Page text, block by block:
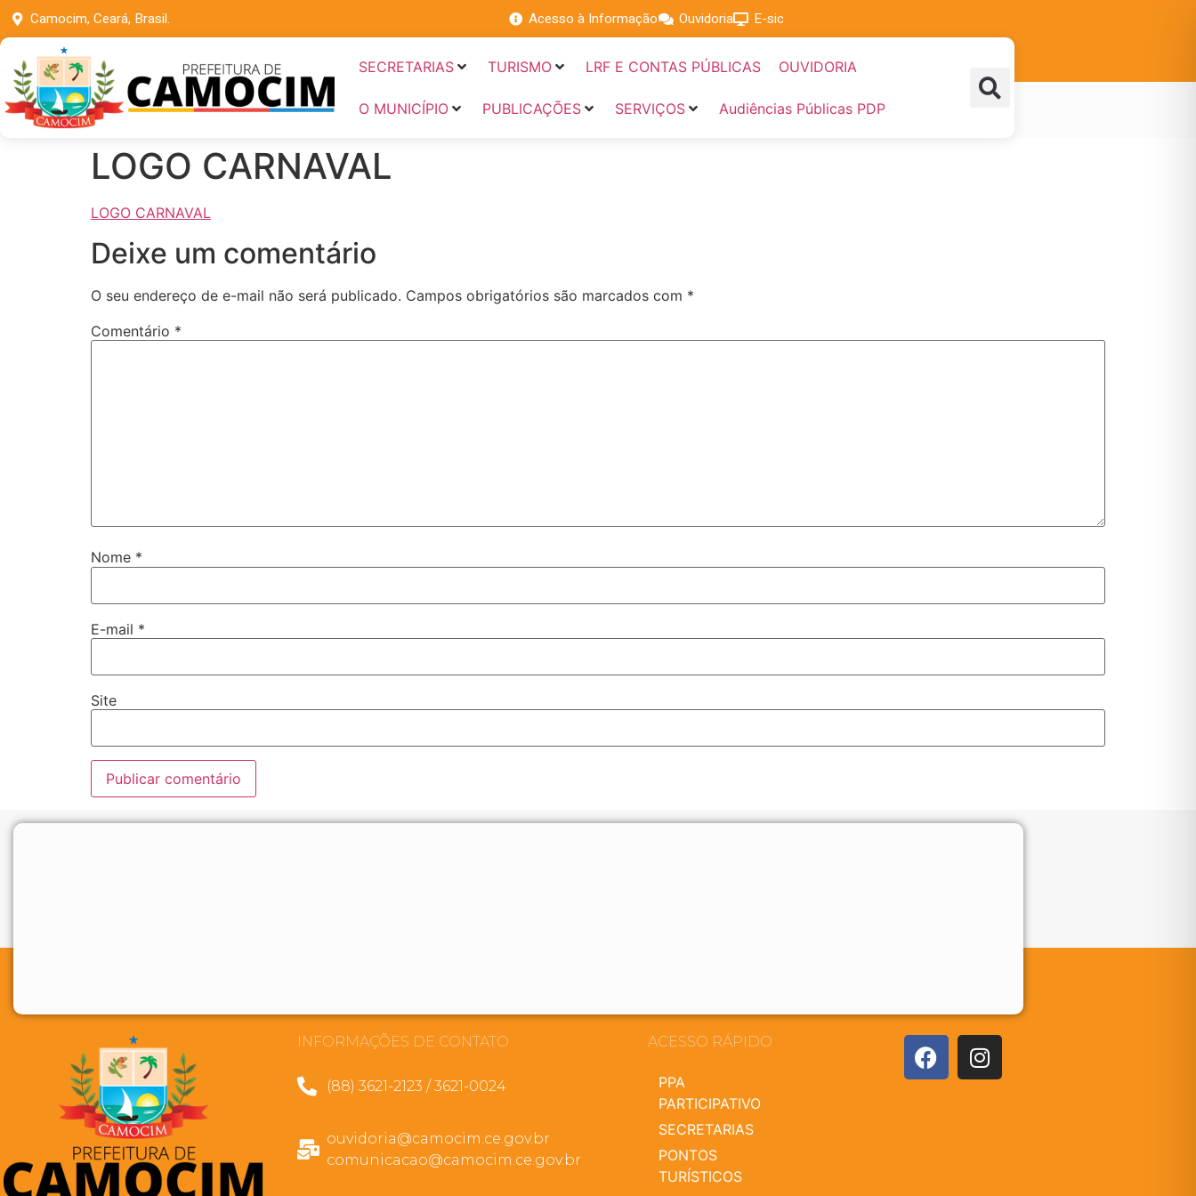
Camocim, Ceará, Brasil. Acesso à Informação Ouvidoria E-sic
SECRETARIAS TURISMO LRF E CONTAS PÚBLICAS OUVIDORIA
O MUNICÍPIO PUBLICAÇÕES SERVIÇOS Audiências Públicas PDP
LOGO CARNAVAL
LOGO CARNAVAL
Deixe um comentário
O seu endereço de e-mail não será publicado. Campos obrigatórios são marcados com *
Comentário *
Nome *
E-mail *
Site
INFORMAÇÕES DE CONTATO
(88) 3621-2123 / 3621-0024
ouvidoria@camocim.ce.gov.br
comunicacao@camocim.ce.gov.br
ACESSO RÁPIDO
PPA
PARTICIPATIVO
SECRETARIAS
PONTOS
TURÍSTICOS